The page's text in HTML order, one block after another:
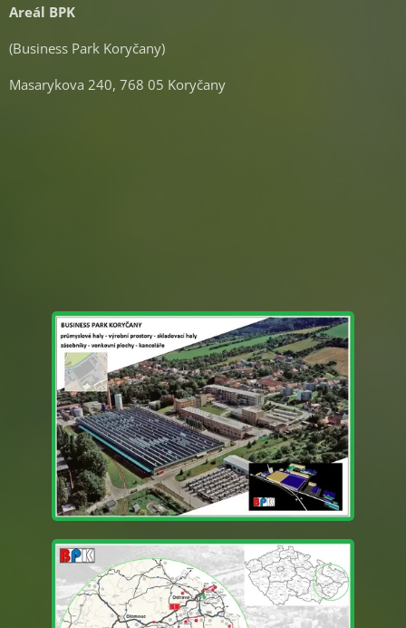
Areál BPK
(Business Park Koryčany)
Masarykova 240, 768 05 Koryčany